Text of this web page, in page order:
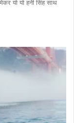
यो यो हनी सिंह साथ